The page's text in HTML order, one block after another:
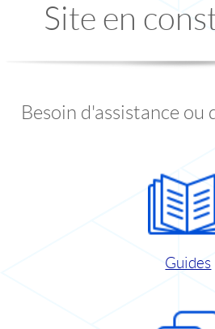
Site en
Besoin d'assistance
Guides